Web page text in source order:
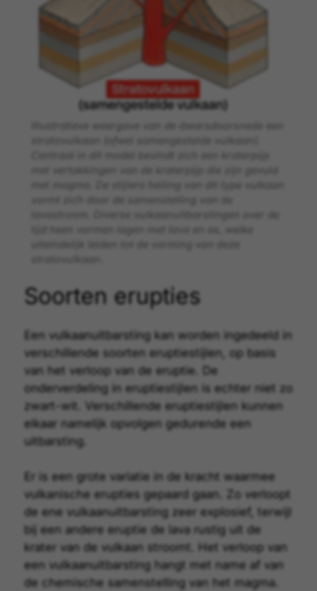
Soorten erupties
Een vulkaanuitbarsting kan worden ingedeeld in
verschillende soorten eruptiestijlen , op basis
van het verloop van de eruptie. De
onderverdeling in eruptiestijlen is echter niet zo
zwart-wit. Verschillende eruptiestijlen kunnen
elkaar namelijk opvolgen gedurende een
uitbarsting.
Er is een grote variatie in de kracht waarmee
vulkanische erupties gepaard gaan. Zo verloopt
de ene vulkaanuitbarsting zeer explosief, terwijl
bij een andere eruptie de lava rustig uit de
krater van de vulkaan stroomt. Het verloop van
een vulkaanuitbarsting hangt met name af van
de chemische samenstelling van het magma.